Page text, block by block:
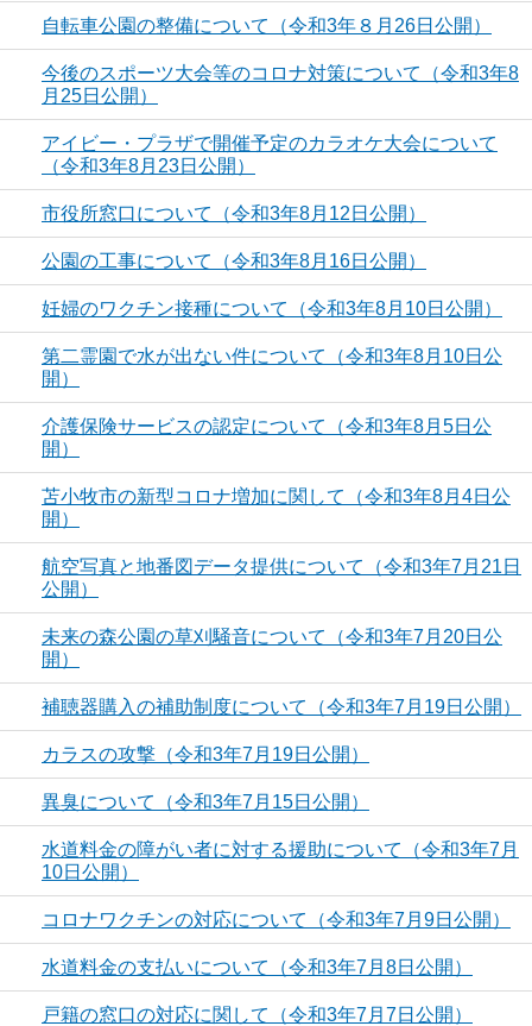
自転車公園の整備について（令和3年８月26日公開）
今後のスポーツ大会等のコロナ対策について（令和3年8
月25日公開）
アイビー・プラザで開催予定のカラオケ大会について
（令和3年8月23日公開）
市役所窓口について（令和3年8月12日公開）
公園の工事について（令和3年8月16日公開）
妊婦のワクチン接種について（令和3年8月10日公開）
第二霊園で水が出ない件について（令和3年8月10日公
開）
介護保険サービスの認定について（令和3年8月5日公
開）
苫小牧市の新型コロナ増加に関して（令和3年8月4日公
開）
航空写真と地番図データ提供について（令和3年7月21日
公開）
未来の森公園の草刈騒音について（令和3年7月20日公
開）
補聴器購入の補助制度について（令和3年7月19日公開）
カラスの攻撃（令和3年7月19日公開）
異臭について（令和3年7月15日公開）
水道料金の障がい者に対する援助について（令和3年7月
10日公開）
コロナワクチンの対応について（令和3年7月9日公開）
水道料金の支払いについて（令和3年7月8日公開）
戸籍の窓口の対応に関して（令和3年7月7日公開）